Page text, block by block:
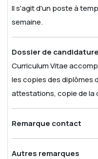
Il s'agit d'un poste à
semaine.
Dossier de
Curriculum Vitae
les copies des diplômes
attestations, copie de la
Remarque contact
Autres remarques